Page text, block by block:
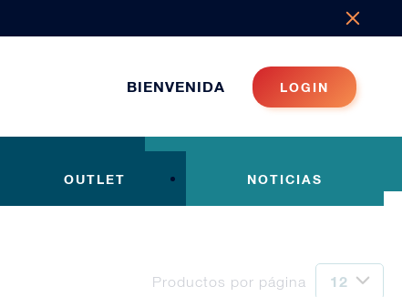
BIENVENIDA LOGIN
OUTLET NOTICIAS
Productos por página